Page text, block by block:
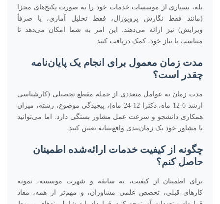
بله، بسیاری از موسسات خدمات خود را به صورت پکیج‌های مجزا
(مانند فقط نگارش پروپوزال، فقط تحلیل آماری، یا صرفاً
ویرایش) نیز ارائه می‌دهند. این امر به شما امکان می‌دهد تا
متناسب با نیاز خود، کمک دریافت کنید.
مدت زمان معمول برای انجام یک پایان‌نامه
چقدر است؟
مدت زمان به عوامل متعددی از جمله مقطع تحصیلی (کارشناسی
ارشد 6-12 ماه، دکترا 12-24 ماه)، پیچیدگی موضوع، رشته، میزان
همکاری دانشجو و سرعت عمل مشاور بستگی دارد. اما می‌توانید
با مشاور خود یک زمان‌بندی واقع‌بینانه تعیین کنید.
چگونه از کیفیت خدمات ارائه‌شده اطمینان
حاصل کنم؟
برای اطمینان از کیفیت، به سابقه و شهرت موسسه، نمونه
کارهای قبلی، تخصص علمی مشاوران، و مهم‌تر از همه، مفاد